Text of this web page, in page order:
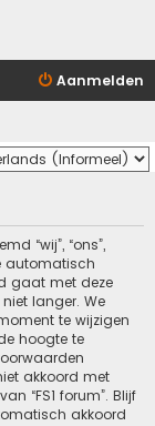
Aanmelden
“wij”, “ons”,
automatisch
gaat met deze
langer. We
te wijzigen
hoogte te
akkoord met
“FS1 forum”. Blijf
akkoord